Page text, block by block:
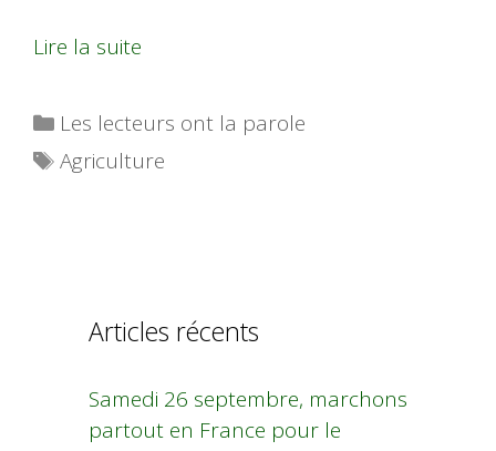
Lire la suite
Catégories
Les lecteurs ont la parole
Étiquettes
Agriculture
Articles récents
Samedi 26 septembre, marchons
partout en France pour le